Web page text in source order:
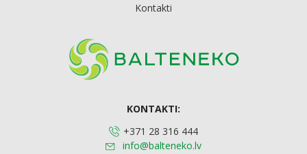
Kontakti
KONTAKTI:
+371 28 316 444
info@balteneko.lv